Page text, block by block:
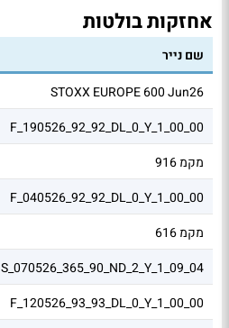
אחזקות בולטות
שם נייר
STOXX EUROPE 600 Jun26
F_190526_92_92_DL_0_Y_1_00_00
מקמ 916
F_040526_92_92_DL_0_Y_1_00_00
מקמ 616
S_070526_365_90_ND_2_Y_1_09_04
F_120526_93_93_DL_0_Y_1_00_00